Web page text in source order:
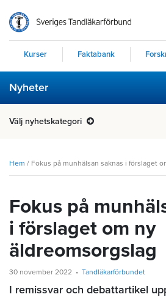
Kurser Faktabank
Nyheter
Välj nyhetskategori
Hem / Fokus på munhälsan saknas i förslaget
Fokus på
i förslaget om ny
äldreomsorgslag
30 november 2022 Tandläkarförbundet
I remissvar och debattartikel